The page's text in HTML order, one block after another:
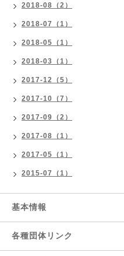
2018-08（2）
2018-07（1）
2018-05（1）
2018-03（1）
2017-12（5）
2017-10（7）
2017-09（2）
2017-08（1）
2017-05（1）
2015-07（1）
基本情報
各種団体リンク